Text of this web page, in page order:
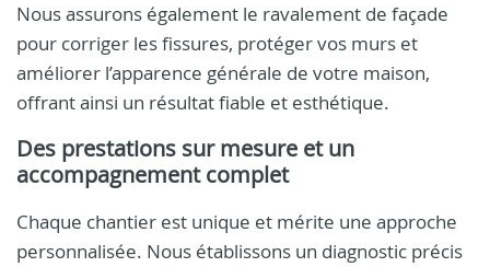
Nous assurons également le ravalement de façade
pour corriger les fissures, protéger vos murs et
améliorer l’apparence générale de votre maison,
offrant ainsi un résultat fiable et esthétique.
Des prestations sur mesure et un
accompagnement complet
Chaque chantier est unique et mérite une approche
personnalisée. Nous établissons un diagnostic précis